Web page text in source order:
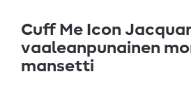
Cuff Me Icon
vaaleanpunainen
mansetti